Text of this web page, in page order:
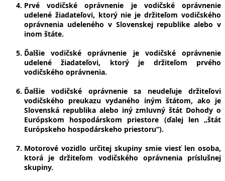
Prvé vodičské oprávnenie je vodičské oprávnenie
udelené žiadateľovi, ktorý nie je držiteľom vodičského
oprávnenia udeleného v Slovenskej republike alebo v
inom štáte.
Ďalšie vodičské oprávnenie je vodičské oprávnenie
udelené žiadateľovi, ktorý je držiteľom prvého
vodičského oprávnenia.
Ďalšie vodičské oprávnenie sa neudeľuje držiteľovi
vodičského preukazu vydaného iným štátom, ako je
Slovenská republika alebo iný zmluvný štát Dohody o
Európskom hospodárskom priestore (ďalej len „štát
Európskeho hospodárskeho priestoru“).
Motorové vozidlo určitej skupiny smie viesť len osoba,
ktorá je držiteľom vodičského oprávnenia príslušnej
skupiny.